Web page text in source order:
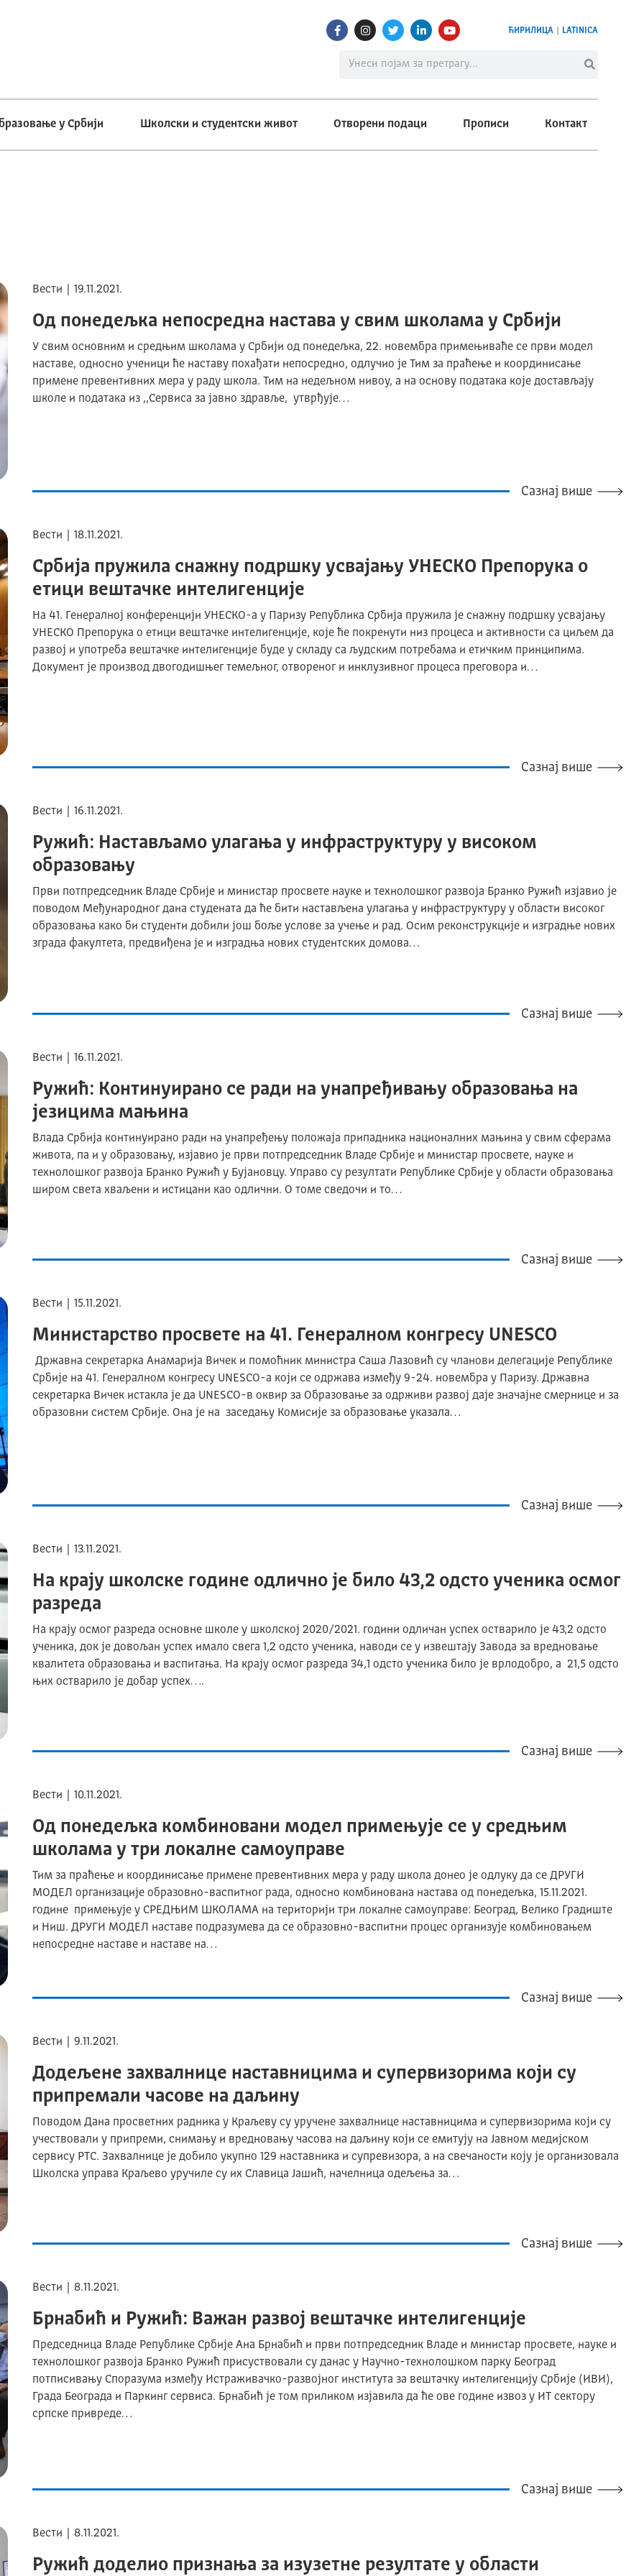
ЋИРИЛИЦА LATINICA
у Србији Школски и студентски живот Отворени подаци Прописи Контакт
Вести | 19.11.2021.
Од понедељка непосредна настава у свим школама у Србији
У свим основним и средњим школама у Србији од понедељка, 22. новембра примењиваће се први модел
наставе, односно ученици ће наставу похађати непосредно, одлучио је Тим за праћење и координисање
примене превентивних мера у раду школа. Тим на недељном нивоу, а на основу података које достављају
школе и података из ,,Сервиса за јавно здравље, утврђује…
Сазнај више
Вести | 18.11.2021.
Србија пружила снажну подршку усвајању УНЕСКО Препорука о
етици вештачке интелигенције
На 41. Генералној конференцији УНЕСКО-а у Паризу Република Србија пружила је снажну подршку усвајању
УНЕСКО Препорука о етици вештачке интелигенције, које ће покренути низ процеса и активности са циљем да
развој и употреба вештачке интелигенције буде у складу са људским потребама и етичким принципима.
Документ је производ двогодишњег темељног, отвореног и инклузивног процеса преговора и…
Сазнај више
Вести | 16.11.2021.
Ружић: Настављамо улагања у инфраструктуру у високом
образовању
Први потпредседник Владе Србије и министар просвете науке и технолошког развоја Бранко Ружић изјавио је
поводом Међународног дана студената да ће бити настављена улагања у инфраструктуру у области високог
образовања како би студенти добили још боље услове за учење и рад. Осим реконструкције и изградње нових
зграда факултета, предвиђена је и изградња нових студентских домова…
Сазнај више
Вести | 16.11.2021.
Ружић: Континуирано се ради на унапређивању образовања на
језицима мањина
Влада Србија континуирано ради на унапређењу положаја припадника националних мањина у свим сферама
живота, па и у образовању, изјавио је први потпредседник Владе Србије и министар просвете, науке и
технолошког развоја Бранко Ружић у Бујановцу. Управо су резултати Републике Србије у области образовања
широм света хваљени и истицани као одлични. О томе сведочи и то…
Сазнај више
Вести | 15.11.2021.
Министарство просвете на 41. Генералном конгресу UNESCO
Државна секретарка Анамарија Вичек и помоћник министра Саша Лазовић су чланови делегације Републике
Србије на 41. Генералном конгресу UNESCO-а који се одржава између 9-24. новембра у Паризу. Државна
секретарка Вичек истакла је да UNESCO-в оквир за Образовање за одрживи развој даје значајне смернице и за
образовни систем Србије. Она је на заседању Комисије за образовање указала…
Сазнај више
Вести | 13.11.2021.
На крају школске године одлично је било 43,2 одсто ученика осмог
разреда
На крају осмог разреда основне школе у школској 2020/2021. години одличан успех остварило је 43,2 одсто
ученика, док је довољан успех имало свега 1,2 одсто ученика, наводи се у извештају Завода за вредновање
квалитета образовања и васпитања. На крају осмог разреда 34,1 одсто ученика било је врлодобро, а 21,5 одсто
њих остварило је добар успех….
Сазнај више
Вести | 10.11.2021.
Од понедељка комбиновани модел примењује се у средњим
школама у три локалне самоуправе
Тим за праћење и координисање примене превентивних мера у раду школа донео је одлуку да се ДРУГИ
МОДЕЛ организације образовно-васпитног рада, односно комбинована настава од понедељка, 15.11.2021.
године примењује у СРЕДЊИМ ШКОЛАМА на територији три локалне самоуправе: Београд, Велико Градиште
и Ниш. ДРУГИ МОДЕЛ наставе подразумева да се образовно-васпитни процес организује комбиновањем
непосредне наставе и наставе на…
Сазнај више
Вести | 9.11.2021.
Додељене захвалнице наставницима и супервизорима који су
припремали часове на даљину
Поводом Дана просветних радника у Краљеву су уручене захвалнице наставницима и супервизорима који су
учествовали у припреми, снимању и вредновању часова на даљину који се емитују на Јавном медијском
сервису РТС. Захвалнице је добило укупно 129 наставника и супревизора, а на свечаности коју је организовала
Школска управа Краљево уручиле су их Славица Јашић, начелница одељења за…
Сазнај више
Вести | 8.11.2021.
Брнабић и Ружић: Важан развој вештачке интелигенције
Председница Владе Републике Србије Ана Брнабић и први потпредседник Владе и министар просвете, науке и
технолошког развоја Бранко Ружић присуствовали су данас у Научно-технолошком парку Београд
потписивању Споразума између Истраживачко-развојног института за вештачку интелигенцију Србије (ИВИ),
Града Београда и Паркинг сервиса. Брнабић је том приликом изјавила да ће ове године извоз у ИТ сектору
српске привреде…
Сазнај више
Вести | 8.11.2021.
Ружић доделио признања за изузетне резултате у области